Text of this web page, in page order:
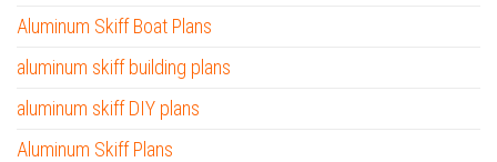
Aluminum Skiff Boat Plans
aluminum skiff building plans
aluminum skiff DIY plans
Aluminum Skiff Plans